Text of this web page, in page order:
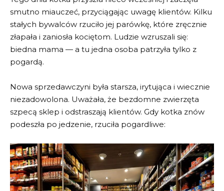
smutno miauczeć, przyciągając uwagę klientów. Kilku
stałych bywalców rzuciło jej parówkę, które zręcznie
złapała i zaniosła kociętom. Ludzie wzruszali się:
biedna mama — a tu jedna osoba patrzyła tylko z
pogardą.
Nowa sprzedawczyni była starsza, irytująca i wiecznie
niezadowolona. Uważała, że bezdomne zwierzęta
szpecą sklep i odstraszają klientów. Gdy kotka znów
podeszła po jedzenie, rzuciła pogardliwe: